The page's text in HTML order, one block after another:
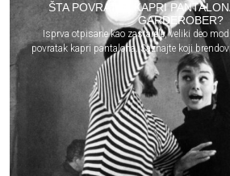
ŠTA POVRATAK KAPRI
GARDEROBER?
Isprva otpisane kao zastarele, veliki deo
povratak kapri pantalona. Saznajte koji